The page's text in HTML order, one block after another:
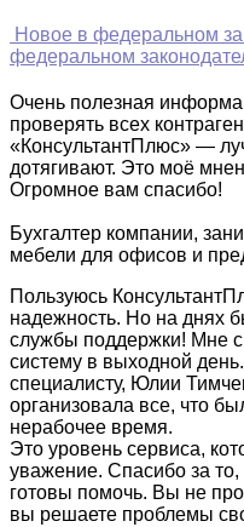
Новое в федеральном
федеральном
Очень полезная
проверять всех
«КонсультантПлюс» —
дотягивают. Это моё
Огромное вам спасибо!
Бухгалтер компании,
мебели для офисов и
Пользуюсь
надежность. Но на днях
службы поддержки! Мне
систему в выходной
специалисту, Юлии
организовала все, что
нерабочее время.
Это уровень сервиса,
уважение. Спасибо за то,
готовы помочь. Вы не
вы решаете проблемы